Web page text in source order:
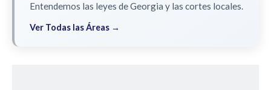
Entendemos las leyes de Georgia y las cortes locales.
Ver Todas las Áreas →